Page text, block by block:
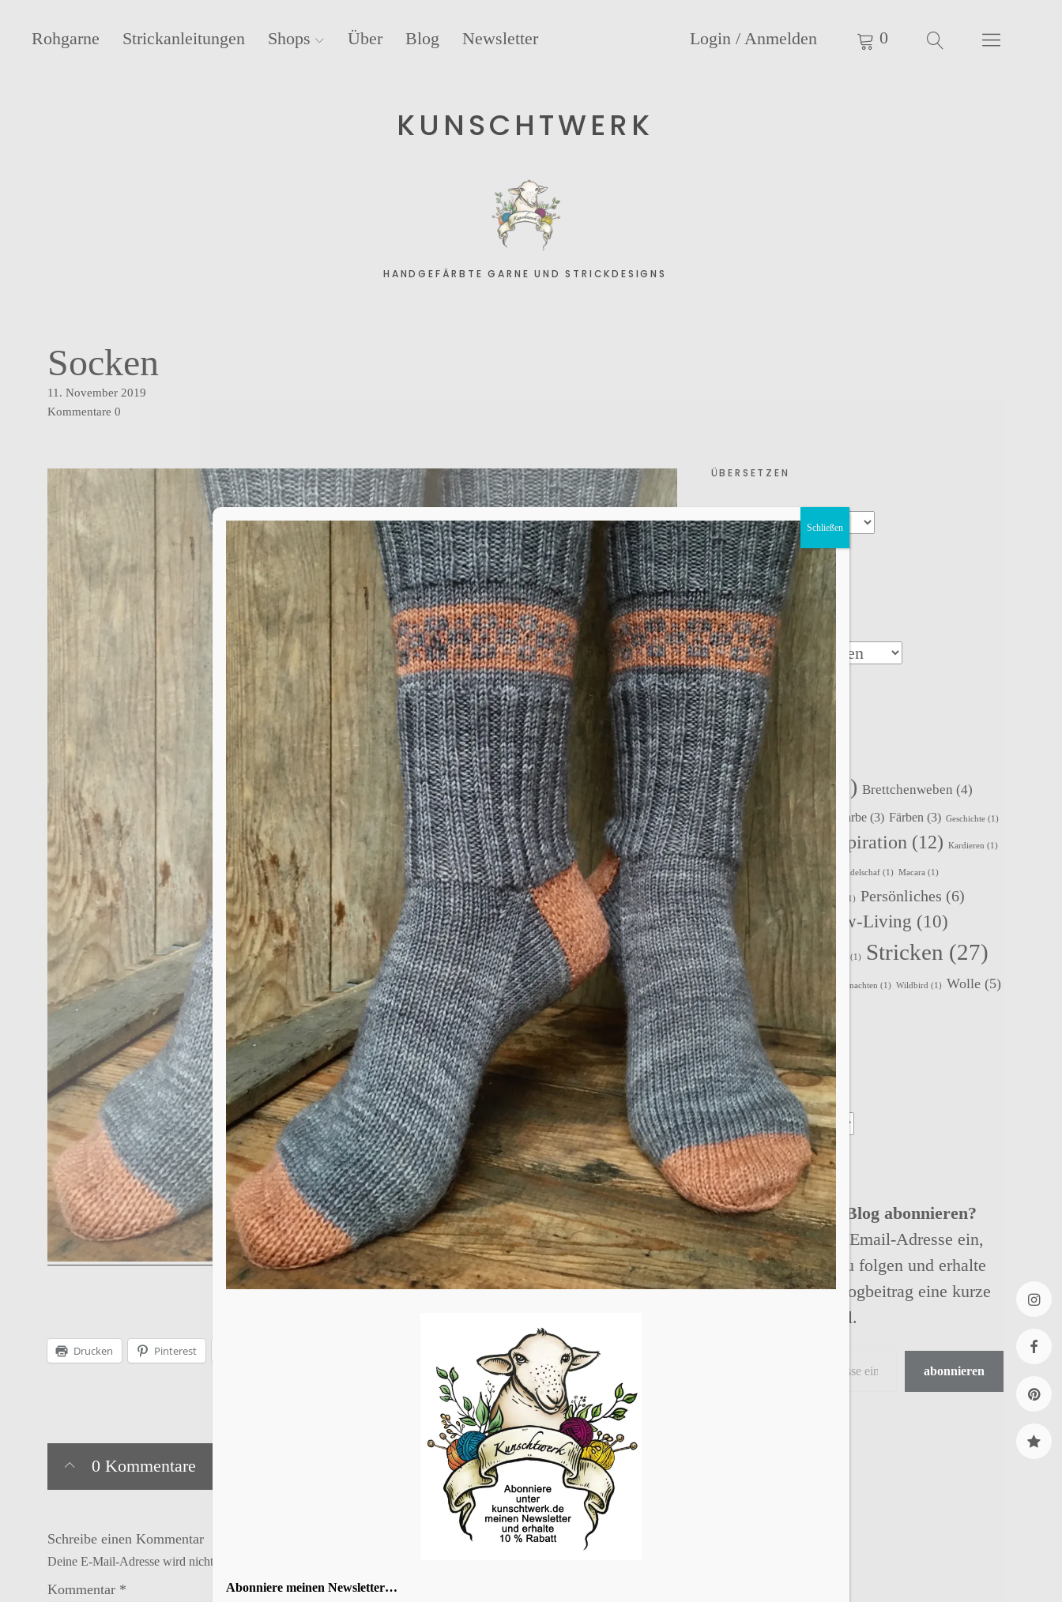
Rohgarne Strickanleitungen Shops Über Blog Newsletter
KUNSCHTWERK
HANDGEFÄRBTE GARNE UND STRICKDESIGNS
Login / Anmelden 0
Socken
11. November 2019
Kommentare 0
Drucken Pinterest
0 Kommentare
Schreibe einen Kommentar
Deine E-Mail-Adresse wird nicht veröffentlicht.
Kommentar *
ÜBERSETZEN
KATEGORIEN
SCHLAGWÖRTER
Accessoires(22) Brettchenweben (4)
Events (5) Fair-Isle (3) Farbe(3) Färben (3) Geschichte(1)
Holunderlelfe Häkeln(1) Inspiration (12) Kardieren (1)
Kleidung Kurse (2) Lavendelschaf(1) Macara (1)
Nadelbinden (4) (1) Persönliches (6)
Rezepte Schafe (2) Slow-Living (10)
Spinnen (8) Sternenzauber (1) Stricken (27)
Tipps(1) Tystnad Weihnachten (1) Wildbird (1) Wolle(5)
Zopfmuster
Archiv
Willst Du meinen Blog abonnieren?
Gibt einfach Deine Email-Adresse ein,
um meinem Blog zu folgen und erhalte
bei jedem neuen Blogbeitrag eine kurze
Nachricht per Email.
abonnieren
Abonniere meinen Newsletter…
Schließen